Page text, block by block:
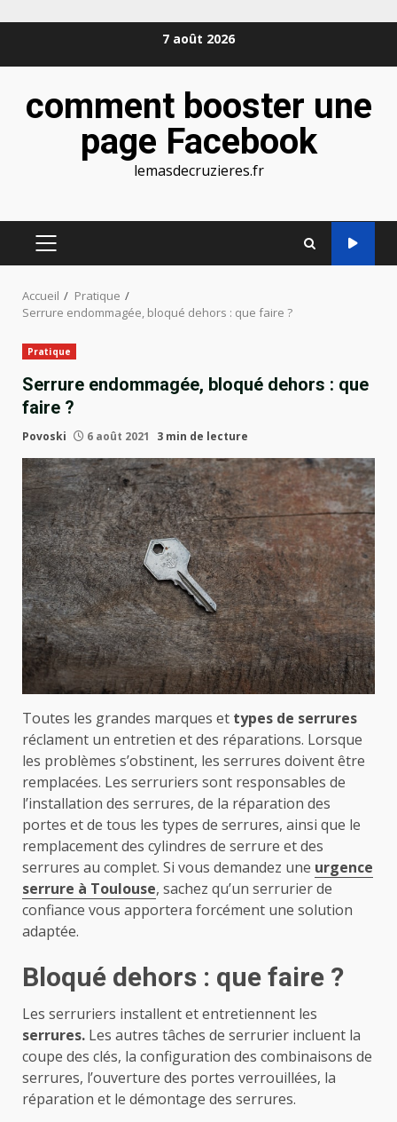
7 août 2026
comment booster une
page Facebook
lemasdecruzieres.fr
MENU
Accueil
Pratique
Serrure endommagée, bloqué dehors : que faire ?
Pratique
Serrure endommagée, bloqué dehors : que
faire ?
Povoski 6 août 2021 3 min de lecture
Toutes les grandes marques et types de serrures
réclament un entretien et des réparations. Lorsque
les problèmes s’obstinent, les serrures doivent être
remplacées. Les serruriers sont responsables de
l’installation des serrures, de la réparation des
portes et de tous les types de serrures, ainsi que le
remplacement des cylindres de serrure et des
serrures au complet. Si vous demandez une urgence
serrure à Toulouse, sachez qu’un serrurier de
confiance vous apportera forcément une solution
adaptée.
Bloqué dehors : que faire ?
Les serruriers installent et entretiennent les
serrures. Les autres tâches de serrurier incluent la
coupe des clés, la configuration des combinaisons de
serrures, l’ouverture des portes verrouillées, la
réparation et le démontage des serrures.